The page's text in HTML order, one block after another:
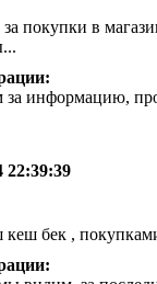
покупки в
за информацию,
22:39:39
бек ,